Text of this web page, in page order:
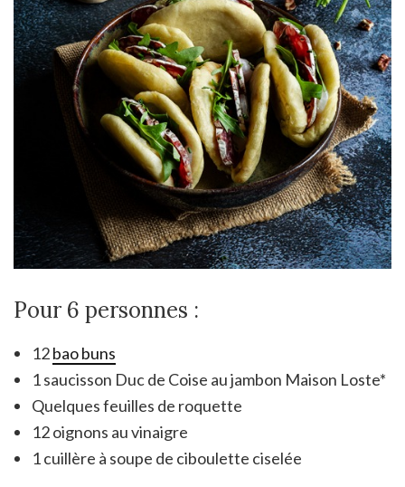
Pour 6 personnes :
12bao buns
1 saucisson Duc de Coise au jambon Maison Loste*
Quelques feuilles de roquette
12 oignons au vinaigre
1 cuillère à soupe de ciboulette ciselée